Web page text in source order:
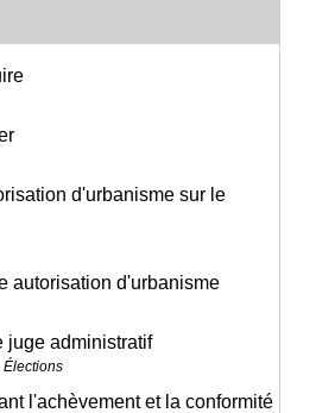
d'urbanisme sur le
autorisation d'urbanisme
juge administratif
Élections
l'achèvement et la conformité